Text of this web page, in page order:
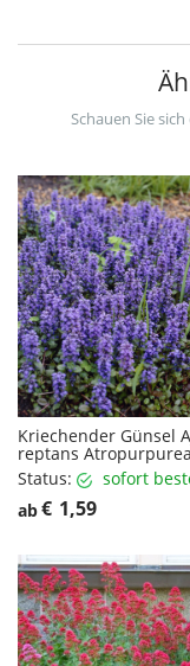
Schauen Sie
Kriechender Günsel
reptans Atropurpurea
Status:
sofort
ab€ 1,59